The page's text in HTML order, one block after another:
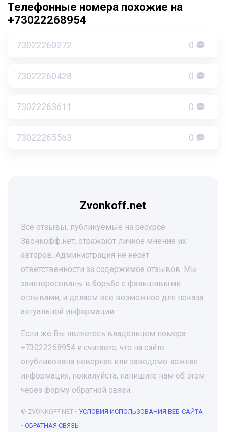
Телефонные номера похожие на
+73022268954
73022260272 0
73022260428 0
73022263611 0
73022265563 0
Zvonkoff.net
Все отзывы, публикуемые на ресурсе
Звонкофф.нет, отражают личное мнение их
авторов. Администрация не несет
ответственности за содержимое отзывов. Мы
заинтересованы в борьбе с фальшивыми
отзывами, и делаем все возможное для показа
актуальной информации.
Если же Вы являетесь владельцем номера
+73022268954 и считаете, что на сайте
опубликована неверная или заведомо ложная
информация, пожалуйста, напишите нам об этом
через форму обратной связи.
© ZVONKOFF.NET • УСЛОВИЯ ИСПОЛЬЗОВАНИЯ ВЕБ-САЙТА
• ОБРАТНАЯ СВЯЗЬ